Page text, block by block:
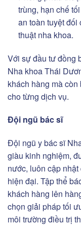
trùng, hạn chế
an toàn tuyệt đối
thuật nha khoa.
Với sự đầu tư đồng
Nha khoa Thái
khách hàng mà
cho từng dịch vụ.
Đội ngũ bác sĩ
Đội ngũ y bác sĩ
giàu kinh nghiệm,
nước, luôn cập
hiện đại. Tập thể
khách hàng lên
chọn giải pháp tối
môi trường điều trị